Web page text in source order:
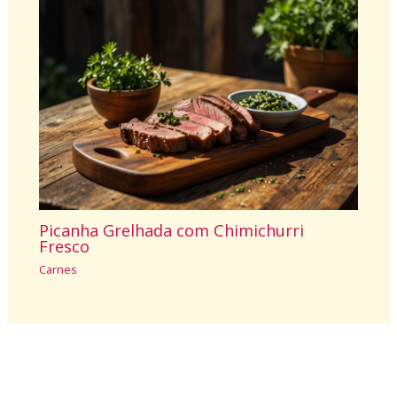
Picanha Grelhada com Chimichurri
Fresco
Carnes